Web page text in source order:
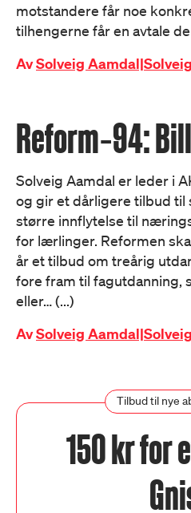
motstandere får noe
tilhengerne får en avtale
AvSolveig
Reform‑94:
Solveig Aamdal er leder i
og gir et dårligere tilbud til
større innflytelse til
for lærlinger. Reformen
år et tilbud om treårig
fore fram til fagutdanning,
eller… (...)
AvSolveig
Tilbud til nye
150 kr for